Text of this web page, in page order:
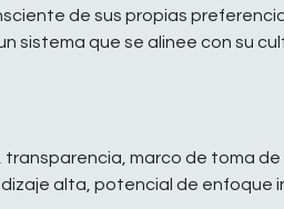
de sus propias
sistema que se alinee con su
marco de toma de
alta, potencial de enfoque